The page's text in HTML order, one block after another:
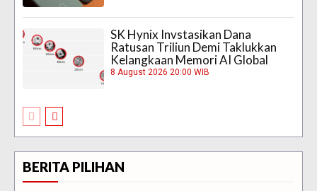
SK Hynix Invstasikan Dana
Ratusan Triliun Demi Taklukkan
Kelangkaan Memori AI Global
8 August 2026 20:00 WIB
BERITA PILIHAN